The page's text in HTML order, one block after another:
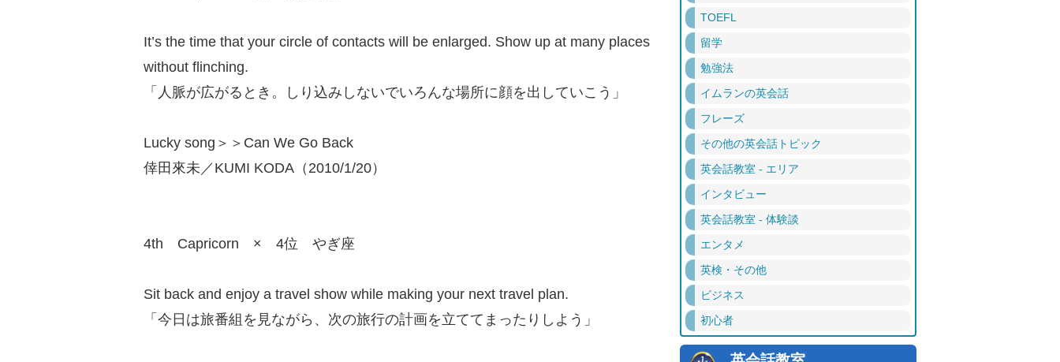
It’s the time that your circle of contacts will be enlarged. Show up at many places
without flinching.
「人脈が広がるとき。しり込みしないでいろんな場所に顔を出していこう」
Lucky song＞＞Can We Go Back
倖田來未／KUMI KODA（2010/1/20）
4th Capricorn × 4位 やぎ座
Sit back and enjoy a travel show while making your next travel plan.
「今日は旅番組を見ながら、次の旅行の計画を立ててまったりしよう」
TOEFL
留学
勉強法
イムランの英会話
フレーズ
その他の英会話トピック
英会話教室 - エリア
インタビュー
英会話教室 - 体験談
エンタメ
英検・その他
ビジネス
初心者